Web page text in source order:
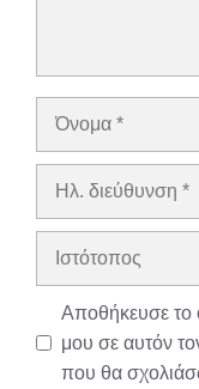
Όνομα
Ηλ.
Ιστότοπος
Αποθήκευσε το
μου σε αυτόν
που θα